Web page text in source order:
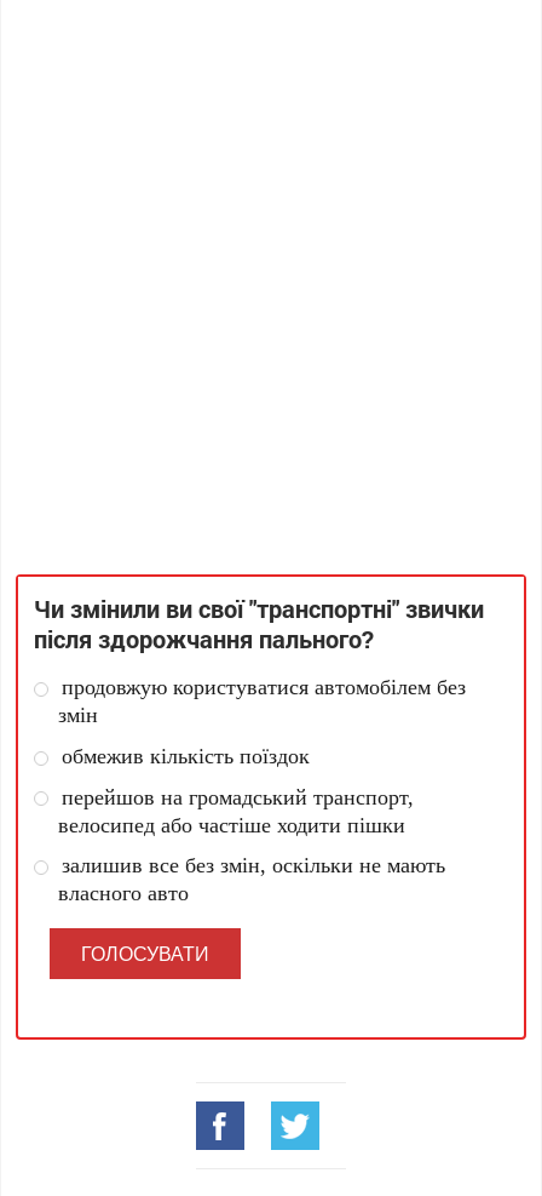
Чи змінили ви свої "транспортні" звички
після здорожчання пального?
продовжую користуватися автомобілем без
змін
обмежив кількість поїздок
перейшов на громадський транспорт,
велосипед або частіше ходити пішки
залишив все без змін, оскільки не мають
власного авто